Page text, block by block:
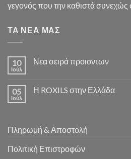
γεγονός που την καθιστά
ΤΑ ΝΕΑ ΜΑΣ
10
Ιούλ
Νεα σειρά προιοντων
05
Ιούλ
Η ROXILS στην Ελλάδα
Πληρωμή & Αποστολή
Πολιτική Επιστροφών